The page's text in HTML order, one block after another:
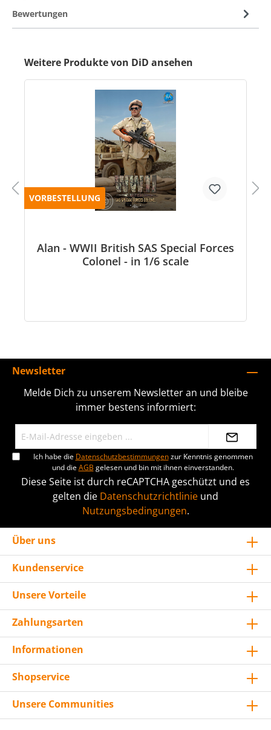
Bewertungen
Weitere Produkte von DiD ansehen
VORBESTELLUNG
Alan - WWII British SAS Special Forces
Colonel - in 1/6 scale
Newsletter
Melde Dich zu unserem Newsletter an und bleibe
immer bestens informiert:
Ich habe die Datenschutzbestimmungenzur Kenntnis genommen
und dieAGB gelesen und bin mit ihnen einverstanden.
Diese Seite ist durch reCAPTCHA geschützt und es
gelten die Datenschutzrichtlinie und
Nutzungsbedingungen.
Über uns
Kundenservice
Unsere Vorteile
Zahlungsarten
Informationen
Shopservice
Unsere Communities